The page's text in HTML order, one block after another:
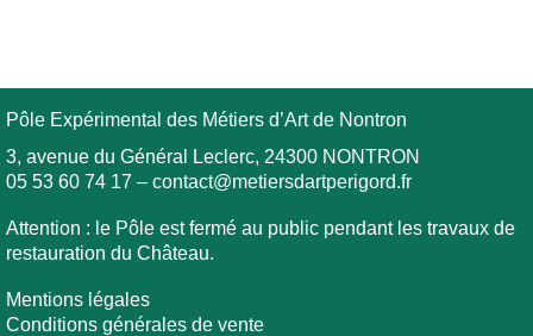
Pôle Expérimental des Métiers d’Art de Nontron
3, avenue du Général Leclerc, 24300 NONTRON
05 53 60 74 17 – contact@metiersdartperigord.fr
Attention : le Pôle est fermé au public pendant les travaux de
restauration du Château.
Mentions légales
Conditions générales de vente